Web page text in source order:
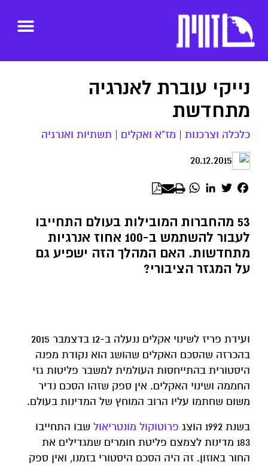
נייקי עוברת לאנרגיה
מתחדשת
כלכלה וצרכנות | מז"א ואקלים | תשתיות ואנרגיה
20.12.2015
Facebook
Twitter
LinkedIn
WhatsApp
53 מהחברות המובילות בעולם התחייבו
לעבור להשתמש ב-100 אחוז אנרגיות
מתחדשות. האם המהלך הזה ישפיע גם
על המגזר הציבורי?
ועידת פריז לשינוי אקלים ננעלה ב-12 בדצמבר 2015
בהכרזה שהסכם האקלים שהושג הוא נקודת מפנה
היסטורית בהתייחסות העולמית למשבר פליטות גזי
החממה ושינוי האקלים. אין ספק שזהו הסכם נדיר
משום שחתמו עליו הרוב המוחץ של המדינות בעולם.
בשנת 1992 הוצג
פרוטוקול מונטריאול שבו התחייבו
183 מדינות לצמצם פליטת חומרים שמגדילים את
החור באוזון. זה היה הסכם היסטורי בזמנו, ואין ספק